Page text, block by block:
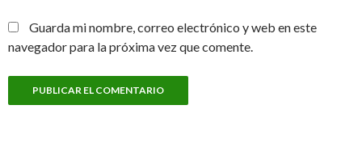
Guarda mi nombre, correo electrónico y web en este
navegador para la próxima vez que comente.